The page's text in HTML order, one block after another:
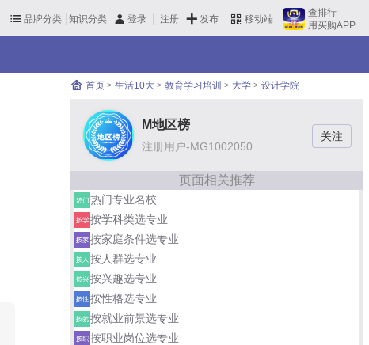
品牌分类 知识分类 登录 注册 发布 移动端
查排行
用买购APP
首页 > 生活10大 > 教育学习培训 > 大学 > 设计学院
M地区榜
注册用户-MG1002050
页面相关推荐
热门专业名校
按学科类选专业
按家庭条件选专业
按人群选专业
按兴趣选专业
按性格选专业
按就业前景选专业
按职业岗位选专业